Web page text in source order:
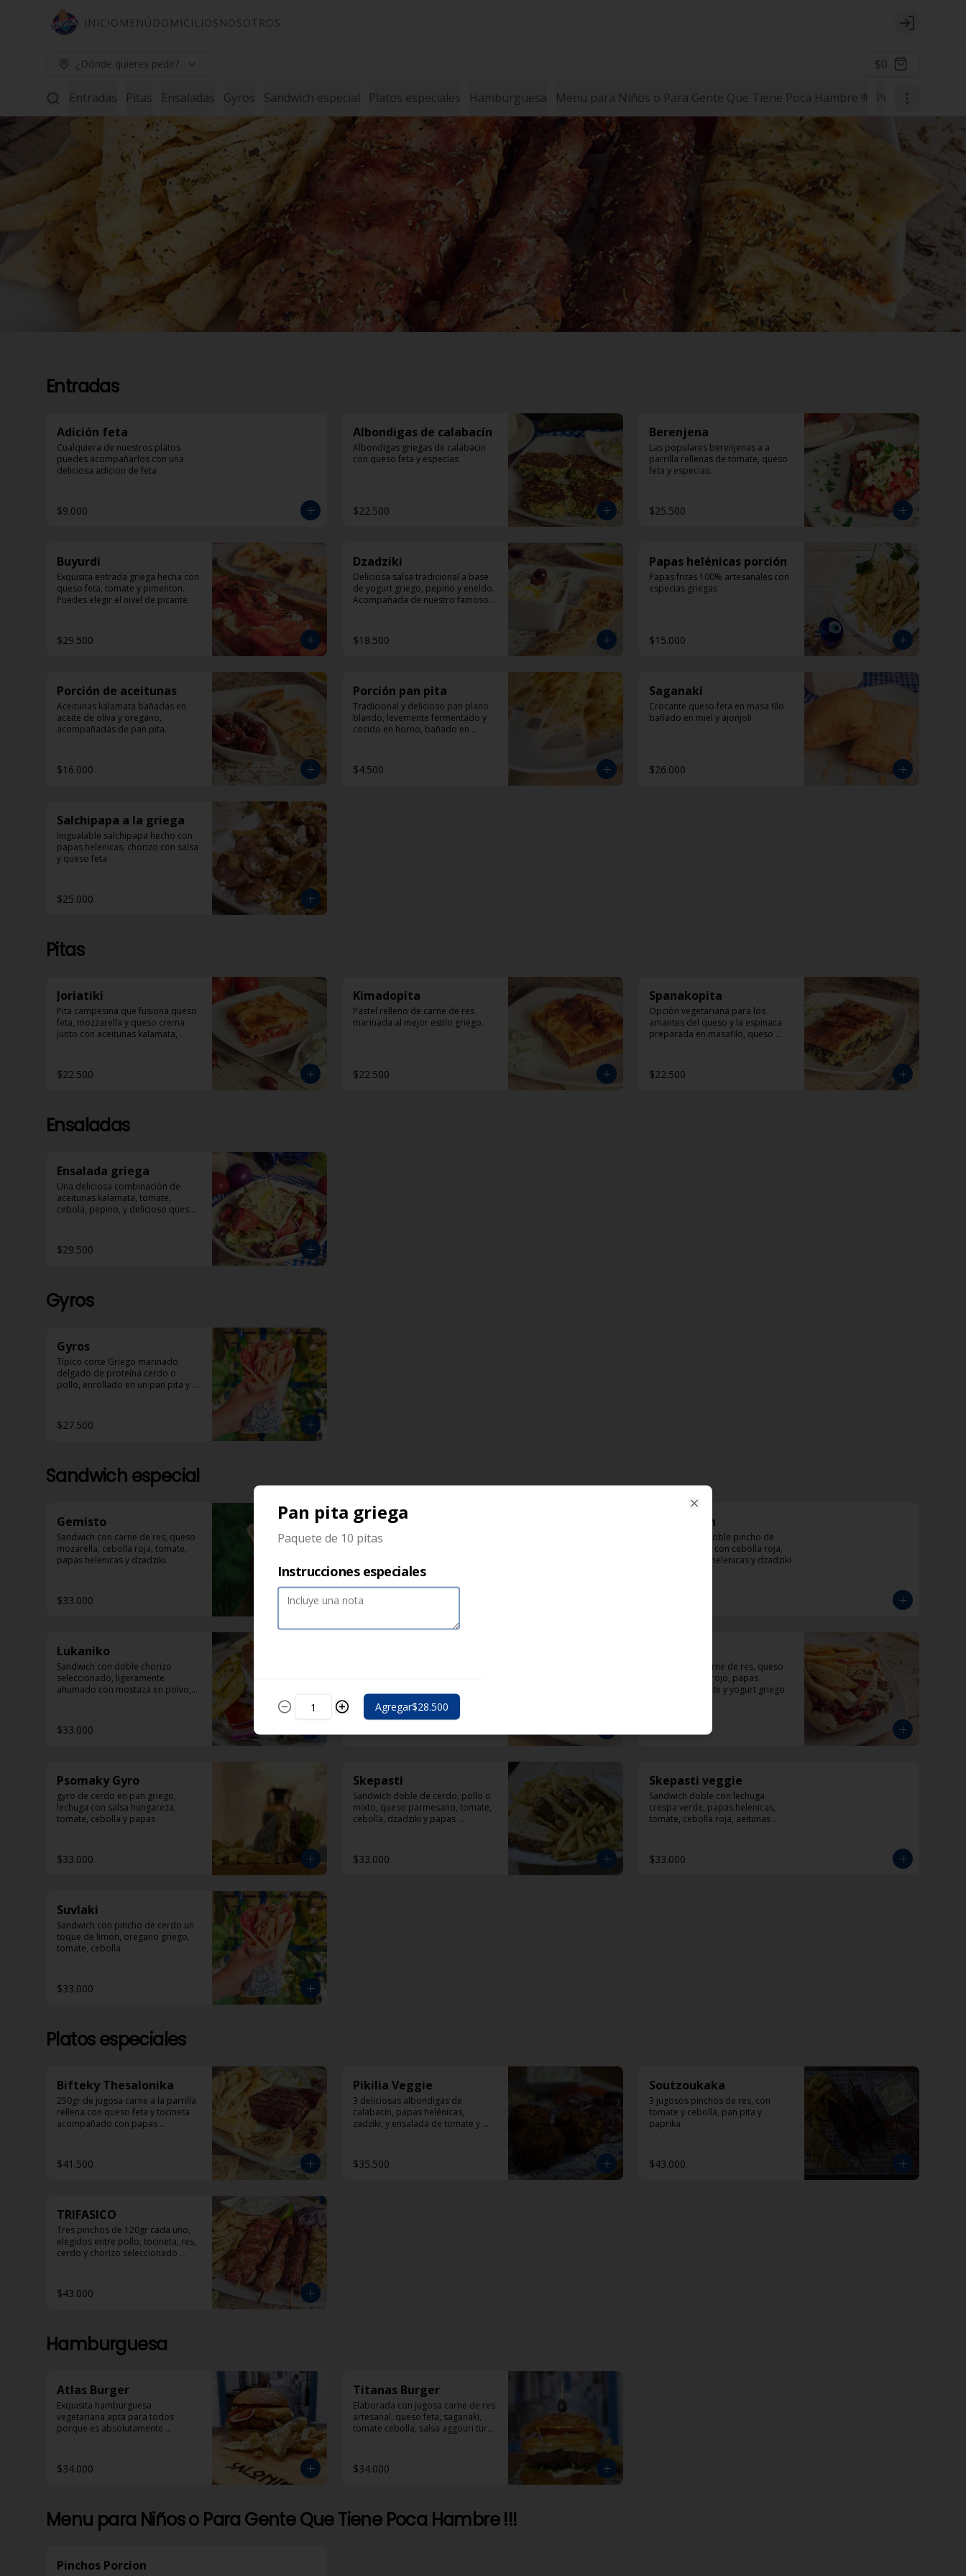
INICIO MENÚ DOMICILIOS NOSOTROS Login
¿Dónde quieres pedir? $0
Entradas Pitas Ensaladas Gyros Sandwich especial Platos especiales Hamburguesa Menu para Niños o Para Gente Que Tiene Poca Hambre !!! Postres
Entradas
Adición feta
Cualquiera de nuestros platos
puedes acompañarlos con una
deliciosa adicion de feta
$9.000
Albondigas de calabacín
Albondigas griegas de calabacin
con queso feta y especias
$22.500
Berenjena
Las populares berenjenas a a
parrilla rellenas de tomate, queso
feta y especias.
$25.500
Buyurdi
Exquisita entrada griega hecha con
queso feta, tomate y pimenton.
Puedes elegir el nivel de picante.
$29.500
Dzadziki
Deliciosa salsa tradicional a base
de yogurt griego, pepino y eneldo.
Acompañada de nuestro famoso
$18.500
Papas helénicas porción
Papas fritas 100% artesanales con
especias griegas
$15.000
Porción de aceitunas
Aceitunas kalamata bañadas en
aceite de oliva y oregano,
acompañadas de pan pita.
$16.000
Porción pan pita
Tradicional y delicioso pan plano
blando, levemente fermentado y
cocido en horno, bañado en
$4.500
Saganaki
Crocante queso feta en masa filo
bañado en miel y ajonjoli
$26.000
Salchipapa a la griega
Inigualable salchipapa hecho con
papas helenicas, chorizo con salsa
y queso feta
$25.000
Pitas
Joriatiki
Pita campesina que fusiona queso
feta, mozzarella y queso crema
junto con aceitunas kalamata,
Dzadziki
$22.500
Kimadopita
Pastel relleno de carne de res
marinada al mejor estilo griego.
$22.500
Spanakopita
Opción vegetariana para los
amantes del queso y la espinaca
preparada en masafilo, queso
Dzadziki.
$22.500
Ensaladas
Ensalada griega
Una deliciosa combinación de
aceitunas kalamata, tomate,
cebola, pepino, y delicioso queso
$29.500
Gyros
Gyros
Típico corte Griego marinado
delgado de proteína cerdo o
pollo, enrollado en un pan pita y
$27.500
Sandwich especial
Gemisto
Sandwich con carne de res, queso
mozarella, cebolla roja, tomate,
papas helenicas y dzadziki.
$33.000
Keftedaky veggie
Deliciosas albondigas de
calabacin y especias, con tomate,
$36.500
KotoBeikon
Sandwich con doble pincho de
pollo y tocineta con cebolla roja,
tomate, papas helenicas y dzadziki
Lukaniko
Sandwich con doble chorizo
seleccionado, ligeramente
ahumado con mostaza en polvo,
$33.000
selénicas, tomate y diplomatura
de yogur
Sandwich de carne de res, queso
feta, pimentón rojo, papas
helenicas, tomate y yogurt griego
Psomaky Gyro
gyro de cerdo en pan griego,
lechuga con salsa hungareza,
tomate, cebolla y papas
$33.000
Skepasti
Sandwich doble de cerdo, pollo o
mixto, queso parmesano, tomate,
cebolla, dzadziki y papas
$33.000
Skepasti veggie
Sandwich doble con lechuga
crespa verde, papas helenicas,
tomate, cebolla roja, aeitunas
$33.000
Suvlaki
Sandwich con pincho de cerdo un
toque de limon, oregano griego,
tomate, cebolla
$33.000
Platos especiales
Bifteky Thesalonika
250gr de jugosa carne a la parrilla
rellena con queso feta y tocineta
acompañado con papas
$41.500
Pikilia Veggie
3 deliciosas albondigas de
calabacín, papas helénicas,
zadziki, y ensalada de tomate y
$35.500
Soutzoukaka
3 jugosos pinchos de res, con
tomate y cebolla, pan pita y
paprika
$43.000
TRIFASICO
Tres pinchos de 120gr cada uno,
elegidos entre pollo, tocineta, res,
cerdo y chorizo seleccionado
$43.000
Hamburguesa
Atlas Burger
Exquisita hamburguesa
vegetariana apta para todos
porque es absolutamente
$34.000
Titanas Burger
Elaborada con jugosa carne de res
artesanal, queso feta, saganaki,
tomate cebolla, salsa aggouri tursi
$34.000
Menu para Niños o Para Gente Que Tiene Poca Hambre !!!
Pinchos Porcion
Pan pita griega
Paquete de 10 pitas
Instrucciones especiales
Agregar$28.500
Close